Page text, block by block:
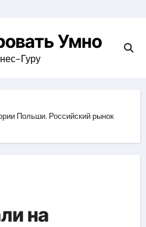
Умно
Гуру
Польши. Российский рынок
на